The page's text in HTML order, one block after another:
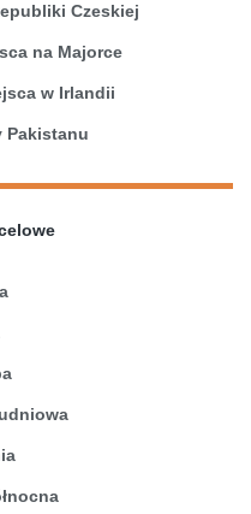
Czeskiej
na Majorce
w Irlandii
Pakistanu